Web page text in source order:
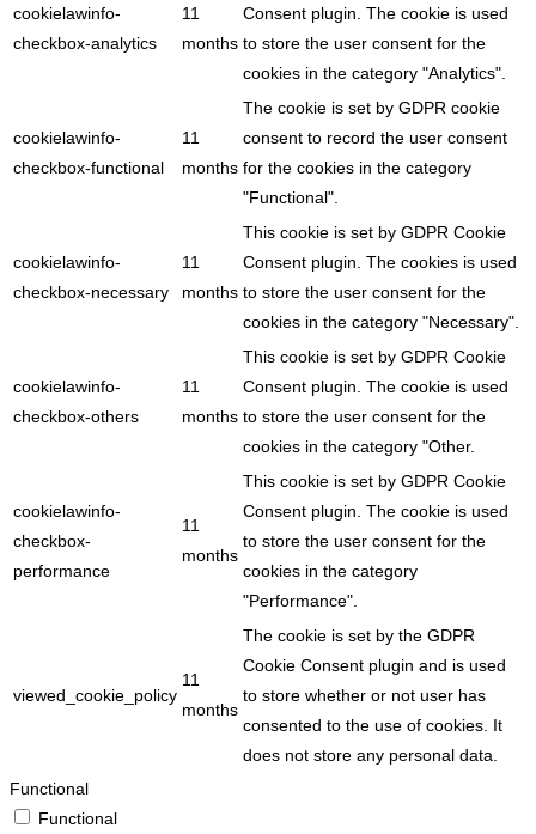
cookielawinfo-
checkbox-analytics
11
months
Consent plugin. The cookie is used
to store the user consent for the
cookies in the category "Analytics".
cookielawinfo-
checkbox-functional
11
months
The cookie is set by GDPR cookie
consent to record the user consent
for the cookies in the category
"Functional".
cookielawinfo-
checkbox-necessary
11
months
This cookie is set by GDPR Cookie
Consent plugin. The cookies is used
to store the user consent for the
cookies in the category "Necessary".
cookielawinfo-
checkbox-others
11
months
This cookie is set by GDPR Cookie
Consent plugin. The cookie is used
to store the user consent for the
cookies in the category "Other.
cookielawinfo-
checkbox-
performance
11
months
This cookie is set by GDPR Cookie
Consent plugin. The cookie is used
to store the user consent for the
cookies in the category
"Performance".
viewed_cookie_policy
11
months
The cookie is set by the GDPR
Cookie Consent plugin and is used
to store whether or not user has
consented to the use of cookies. It
does not store any personal data.
Functional
Functional